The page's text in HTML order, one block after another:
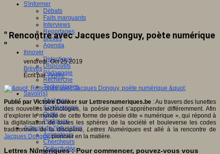
S'informer
Débats
Faits marquants
Interviews
Reportages
Brèves
Agenda
Innover
Didactique
Dispositifs
Pédagogie
Recherche
Technologies
Savoir(s)
Analyses
Conférences
Outils
Pratiques
Acteurs de l'éducation
Animateurs
Chercheurs
Collectivités
" Rencontre avec Jacques Donguy, poète numérique
"
vendredi, Oct 25 2019
Brèves
Écrit parAn@é
Publié par Victoire Dunker sur Lettresnumeriques.be : Au travers des lunettes
des nouvelles technologies, la poésie peut s’appréhender différemment. Afin
d’explorer le monde de cette forme de poésie dite « numérique », qui répond à
la digitalisation de toutes les sphères de la société et bouleverse les codes
traditionnels de la discipline, Lettres Numériquesest allé à la rencontre de
Jacques Donguy, pionnier en la matière.
Lettres Numériques : Pour commencer, pouvez-vous vous